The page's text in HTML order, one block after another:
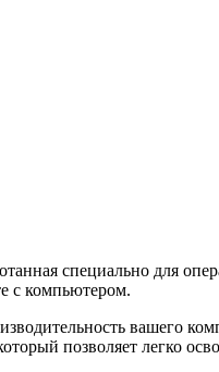
специально для
с компьютером.
вашего
позволяет легко